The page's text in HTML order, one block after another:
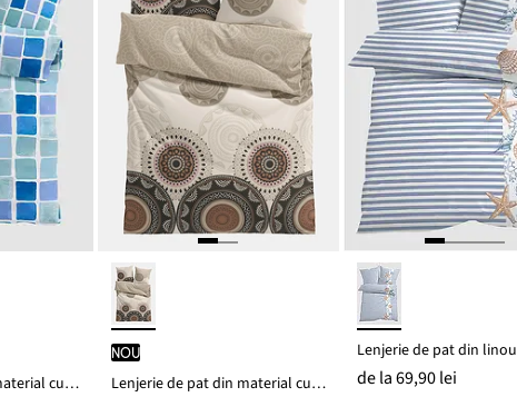
Lenjerie de pat din material cu bumbac
nou
Lenjerie de pat din material cu bumbac
Lenjerie de pat din linou
de la69,90 lei